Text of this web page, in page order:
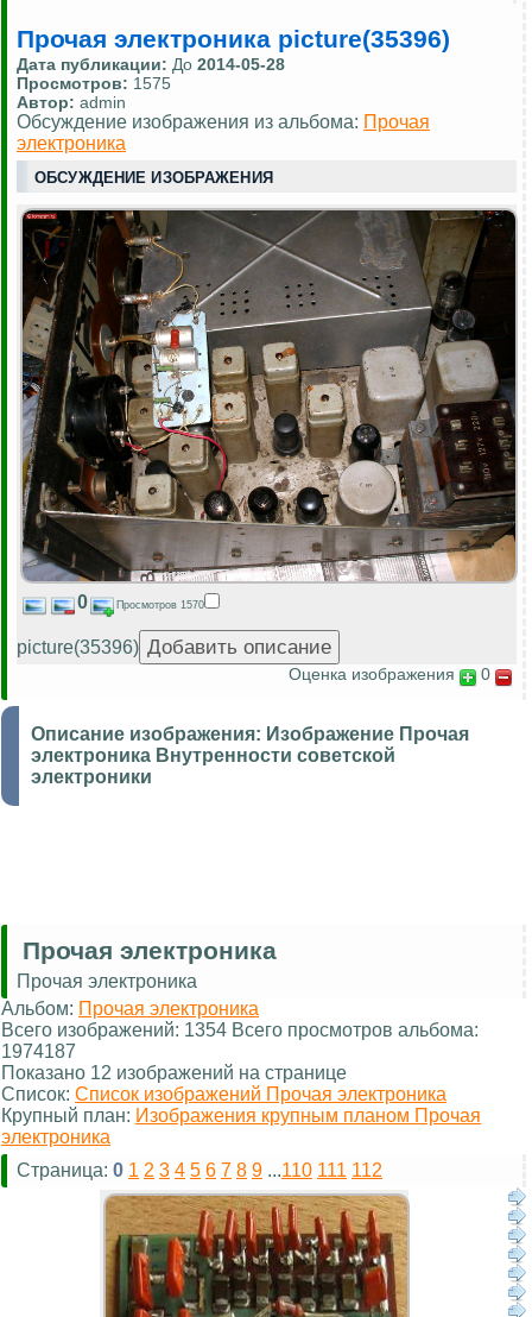
Прочая электроника picture(35396)
Дата публикации: До 2014-05-28
Просмотров: 1575
Автор: admin
Обсуждение изображения из альбома: Прочая
электроника
ОБСУЖДЕНИЕ ИЗОБРАЖЕНИЯ
0 Просмотров 1570
picture(35396)
Оценка изображения 0
Описание изображения: Изображение Прочая
электроника Внутренности советской
электроники
Прочая электроника
Прочая электроника
Альбом: Прочая электроника
Всего изображений: 1354 Всего просмотров альбома:
1974187
Показано 12 изображений на странице
Список: Список изображений Прочая электроника
Крупный план: Изображения крупным планом Прочая
электроника
Страница: 0 1 2 3 4 5 6 7 8 9 ...110 111 112